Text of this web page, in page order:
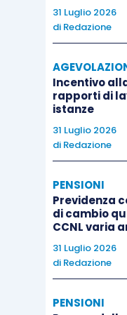
31 Luglio 2026
di Redazione
Incentivo
rapporti di
istanze
31 Luglio 2026
di Redazione
PENSIONI
Previdenza
di cambio
CCNL varia
31 Luglio 2026
di Redazione
PENSIONI